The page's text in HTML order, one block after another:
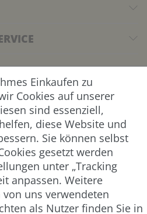
Einkaufen zu
Cookies auf unserer
sind essenziell,
diese Website und
Sie können selbst
gesetzt werden
unter „Tracking
anpassen. Weitere
uns verwendeten
als Nutzer finden Sie in